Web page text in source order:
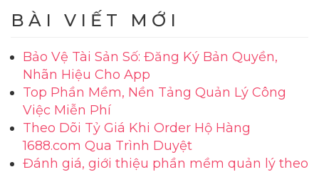
BÀI VIẾT MỚI
Bảo Vệ Tài Sản Số: Đăng Ký Bản Quyền,
Nhãn Hiệu Cho App
Top Phần Mềm, Nền Tảng Quản Lý Công
Việc Miễn Phí
Theo Dõi Tỷ Giá Khi Order Hộ Hàng
1688.com Qua Trình Duyệt
Đánh giá, giới thiệu phần mềm quản lý theo